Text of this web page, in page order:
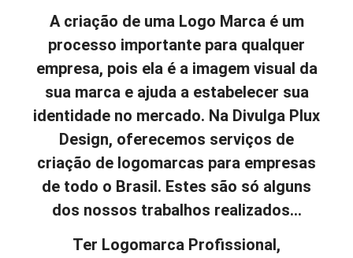
A criação de uma Logo Marca é um
processo importante para qualquer
empresa, pois ela é a imagem visual da
sua marca e ajuda a estabelecer sua
identidade no mercado. Na Divulga Plux
Design, oferecemos serviços de
criação de logomarcas para empresas
de todo o Brasil. Estes são só alguns
dos nossos trabalhos realizados…
Ter Logomarca Profissional,